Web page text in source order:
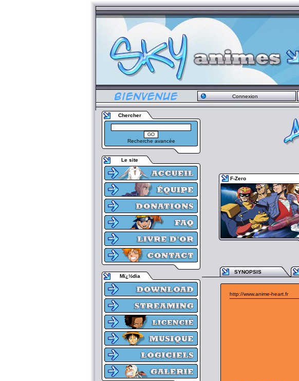
Connexion
Chercher
Recherche avancée
Le site
Mï¿½dia
F-Zero
SYNOPSIS
http://www.anime-heart.fr